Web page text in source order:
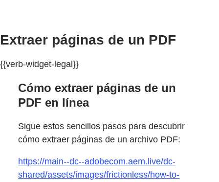
Extraer páginas de un PDF
{{verb-widget-legal}}
Cómo extraer páginas de un
PDF en línea
Sigue estos sencillos pasos para descubrir
cómo extraer páginas de un archivo PDF:
https://main--dc--adobecom.aem.live/dc-
shared/assets/images/frictionless/how-to-